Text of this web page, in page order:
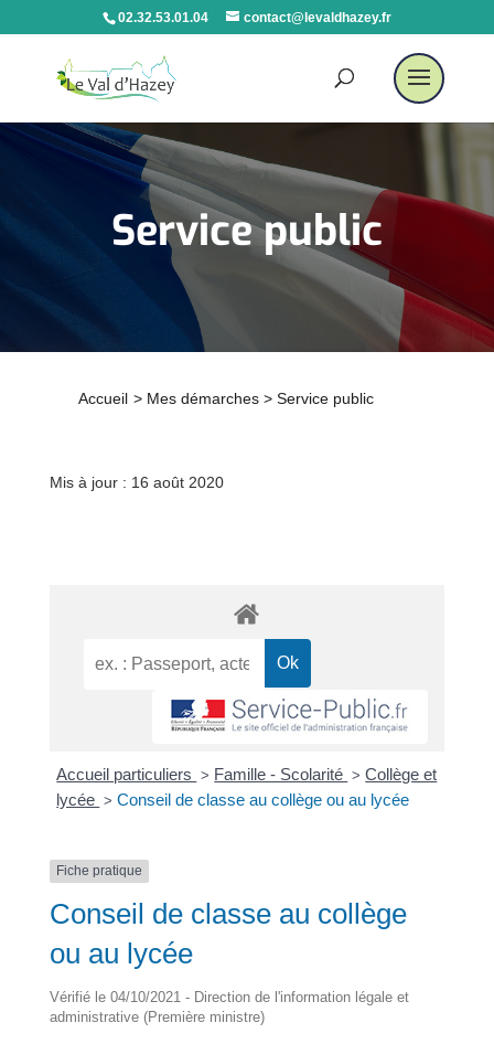
02.32.53.01.04 contact@levaldhazey.fr
Service public
Accueil > Mes démarches > Service public
Mis à jour : 16 août 2020
Accueil particuliers > Famille - Scolarité > Collège et
lycée > Conseil de classe au collège ou au lycée
Fiche pratique
Conseil de classe au collège
ou au lycée
Vérifié le 04/10/2021 - Direction de l'information légale et
administrative (Première ministre)